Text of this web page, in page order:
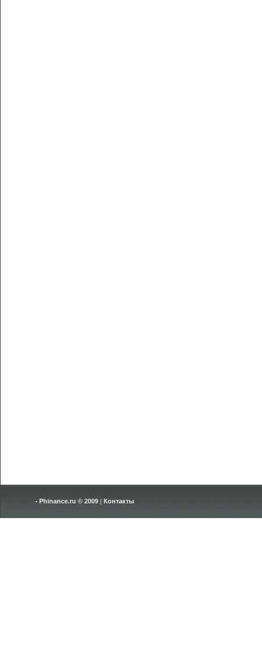
Phinance.ru © 2009 | Контакты